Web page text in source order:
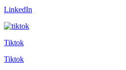
LinkedIn
Tiktok
Tiktok